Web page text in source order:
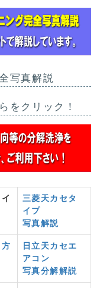
写真解説
をクリック！
三菱天カセタ
イプ
写真解説
日立天カセエ
アコン
写真分解解説